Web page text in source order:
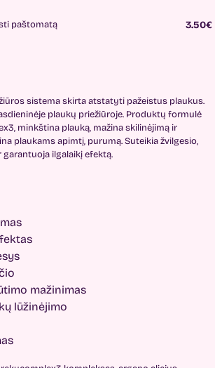
paštomatą 3.50€
sistema skirta atstatyti pažeistus plaukus.
plaukų priežiūroje. Produktų formulė
minkština plauką, mažina skilinėjimą ir
plaukams apimtį, purumą. Suteikia žvilgesio,
ilgalaikį efektą.
mažinimas
lūžinėjimo